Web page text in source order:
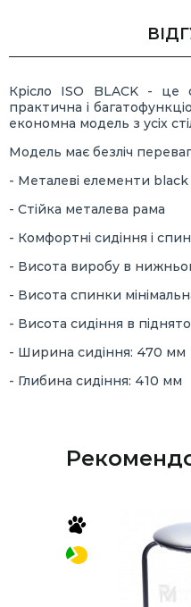
Крісло ISO BLACK - це
практична і
економна модель з усіх
Модель має безліч
- Металеві елементи black
- Стійка металева рама
- Комфортні сидіння і
- Висота виробу в
- Висота спинки
- Висота сидіння в
- Ширина сидіння: 470 мм
- Глибина сидіння: 410 мм